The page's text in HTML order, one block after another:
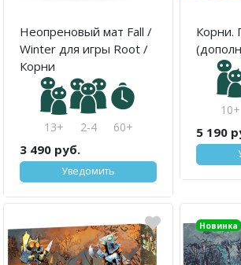
Неопреновый мат Fall /
Winter для игры Root /
Корни
13+ 2-4 60+
3 490 руб.
Уведомить
Корни.
10+
5 190
Новинка